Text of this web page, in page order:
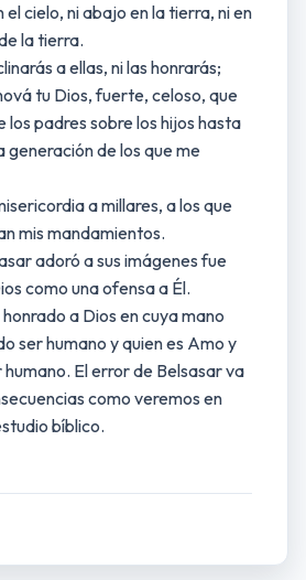
cielo, ni abajo en la tierra, ni en
la tierra.
a ellas, ni las honrarás;
tu Dios, fuerte, celoso, que
los padres sobre los hijos hasta
de los que me
a millares, a los que
mis mandamientos.
adoró a sus imágenes fue
como una ofensa a Él.
a Dios en cuya mano
ser humano y quien es Amo y
El error de Belsasar va
como veremos en
bíblico.